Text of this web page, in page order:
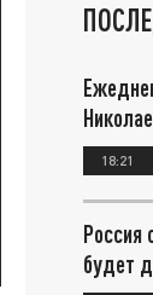
18:21
Россия
будет